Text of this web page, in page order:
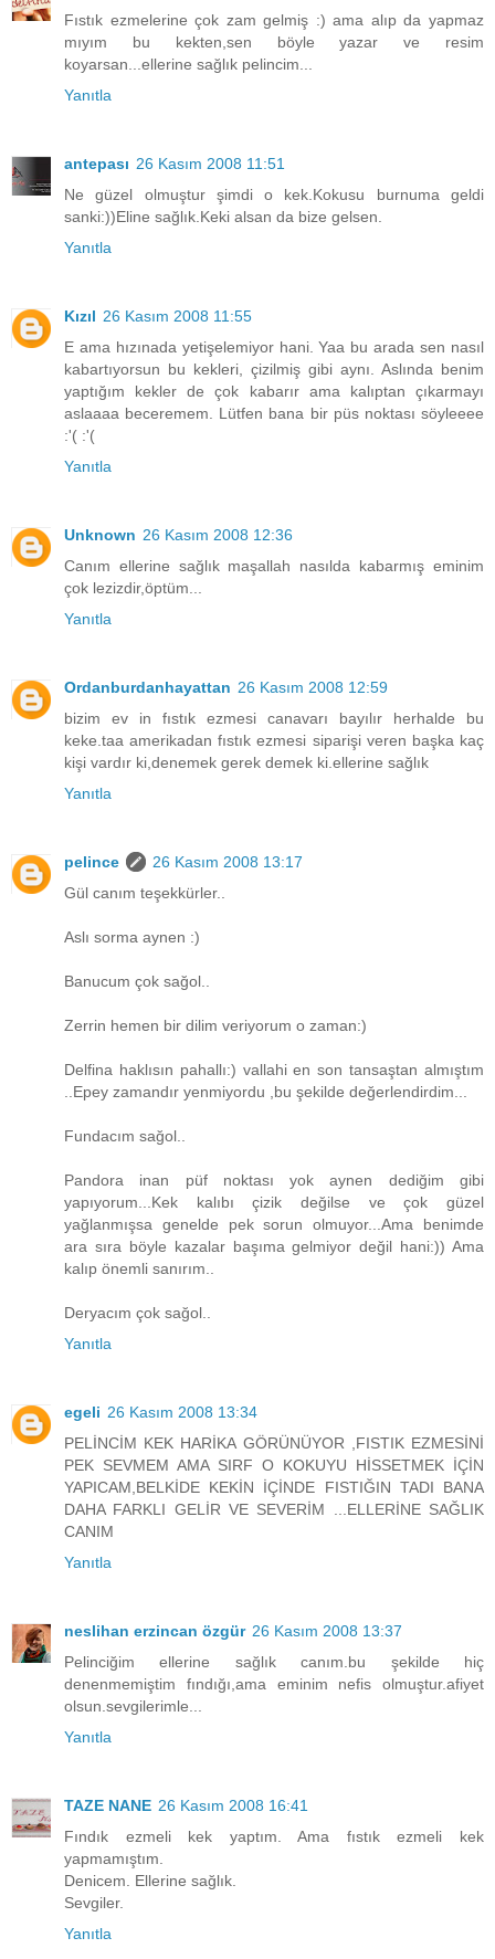
Fıstık ezmelerine çok zam gelmiş :) ama alıp da yapmaz
mıyım bu kekten,sen böyle yazar ve resim
koyarsan...ellerine sağlık pelincim...
Yanıtla
antepası 26 Kasım 2008 11:51
Ne güzel olmuştur şimdi o kek.Kokusu burnuma geldi
sanki:))Eline sağlık.Keki alsan da bize gelsen.
Yanıtla
Kızıl 26 Kasım 2008 11:55
E ama hızınada yetişelemiyor hani. Yaa bu arada sen nasıl
kabartıyorsun bu kekleri, çizilmiş gibi aynı. Aslında benim
yaptığım kekler de çok kabarır ama kalıptan çıkarmayı
aslaaaa beceremem. Lütfen bana bir püs noktası söyleeee
:'( :'(
Yanıtla
Unknown 26 Kasım 2008 12:36
Canım ellerine sağlık maşallah nasılda kabarmış eminim
çok lezizdir,öptüm...
Yanıtla
Ordanburdanhayattan 26 Kasım 2008 12:59
bizim ev in fıstık ezmesi canavarı bayılır herhalde bu
keke.taa amerikadan fıstık ezmesi siparişi veren başka kaç
kişi vardır ki,denemek gerek demek ki.ellerine sağlık
Yanıtla
pelince
26 Kasım 2008 13:17
Gül canım teşekkürler..
Aslı sorma aynen :)
Banucum çok sağol..
Zerrin hemen bir dilim veriyorum o zaman:)
Delfina haklısın pahallı:) vallahi en son tansaştan almıştım
..Epey zamandır yenmiyordu ,bu şekilde değerlendirdim...
Fundacım sağol..
Pandora inan püf noktası yok aynen dediğim gibi
yapıyorum...Kek kalıbı çizik değilse ve çok güzel
yağlanmışsa genelde pek sorun olmuyor...Ama benimde
ara sıra böyle kazalar başıma gelmiyor değil hani:)) Ama
kalıp önemli sanırım..
Deryacım çok sağol..
Yanıtla
egeli 26 Kasım 2008 13:34
PELİNCİM KEK HARİKA GÖRÜNÜYOR ,FISTIK EZMESİNİ
PEK SEVMEM AMA SIRF O KOKUYU HİSSETMEK İÇİN
YAPICAM,BELKİDE KEKİN İÇİNDE FISTIĞIN TADI BANA
DAHA FARKLI GELİR VE SEVERİM ...ELLERİNE SAĞLIK
CANIM
Yanıtla
neslihan erzincan özgür 26 Kasım 2008 13:37
Pelinciğim ellerine sağlık canım.bu şekilde hiç
denenmemiştim fındığı,ama eminim nefis olmuştur.afiyet
olsun.sevgilerimle...
Yanıtla
TAZE NANE 26 Kasım 2008 16:41
Fındık ezmeli kek yaptım. Ama fıstık ezmeli kek
yapmamıştım.
Denicem. Ellerine sağlık.
Sevgiler.
Yanıtla